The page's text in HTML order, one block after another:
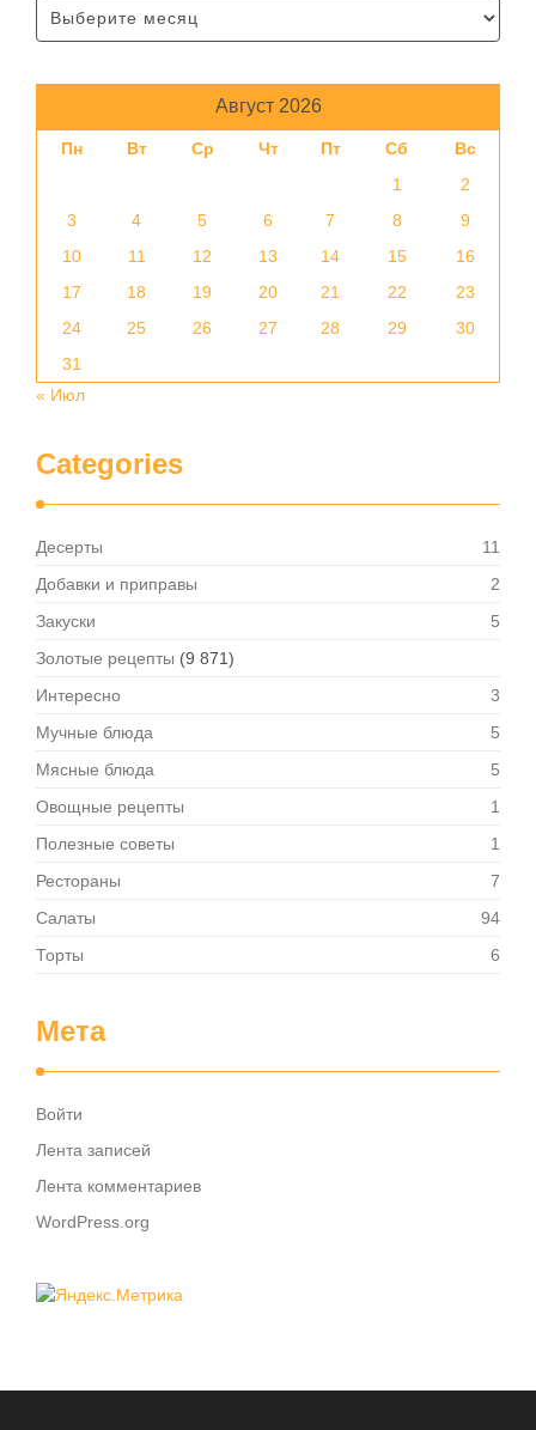
Август 2026
Пн Вт Ср Чт Пт Сб
Вс
1
2
3
4 5 6 7 8
9
10
11 12 13 14 15
16
17
18 19 20 21 22
23
24
25 26 27 28 29
30
31
« Июл
Categories
Десерты
11
Добавки и приправы
2
Закуски
5
Золотые рецепты (9 871)
Интересно
3
Мучные блюда
5
Мясные блюда
5
Овощные рецепты
1
Полезные советы
1
Рестораны
7
Салаты
94
Торты
6
Мета
Войти
Лента записей
Лента комментариев
WordPress.org